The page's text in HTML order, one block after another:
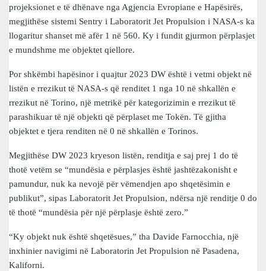
projeksionet e të dhënave nga Agjencia Evropiane e Hapësirës, ​​
megjithëse sistemi Sentry i Laboratorit Jet Propulsion i NASA-s ka
llogaritur shanset më afër 1 në 560. Ky i fundit gjurmon përplasjet
e mundshme me objektet qiellore.
Por shkëmbi hapësinor i quajtur 2023 DW është i vetmi objekt në
listën e rrezikut të NASA-s që renditet 1 nga 10 në shkallën e
rrezikut në Torino, një metrikë për kategorizimin e rrezikut të
parashikuar të një objekti që përplaset me Tokën. Të gjitha
objektet e tjera renditen në 0 në shkallën e Torinos.
Megjithëse DW 2023 kryeson listën, renditja e saj prej 1 do të
thotë vetëm se “mundësia e përplasjes është jashtëzakonisht e
pamundur, nuk ka nevojë për vëmendjen apo shqetësimin e
publikut”, sipas Laboratorit Jet Propulsion, ndërsa një renditje 0 do
të thotë “mundësia për një përplasje është zero.”
“Ky objekt nuk është shqetësues,” tha Davide Farnocchia, një
inxhinier navigimi në Laboratorin Jet Propulsion në Pasadena,
Kaliforni.